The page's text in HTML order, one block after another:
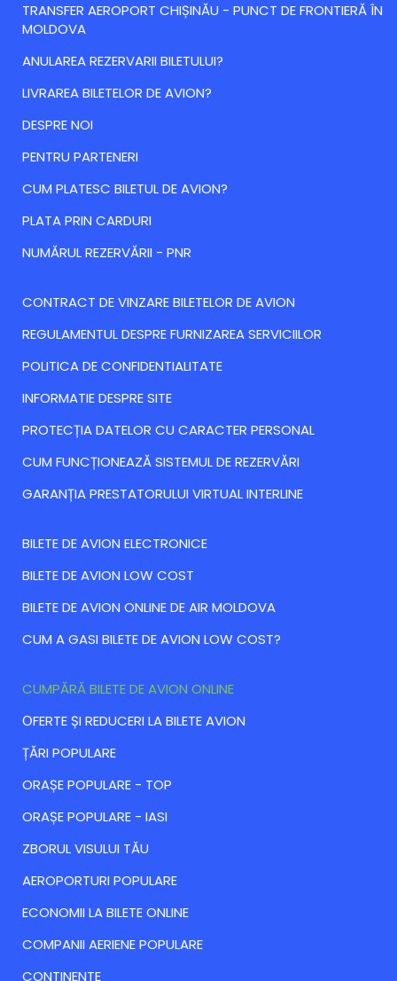
TRANSFER AEROPORT CHIȘINĂU - PUNCT DE FRONTIERĂ ÎN
MOLDOVA
ANULAREA REZERVARII BILETULUI?
LIVRAREA BILETELOR DE AVION?
DESPRE NOI
PENTRU PARTENERI
CUM PLATESC BILETUL DE AVION?
PLATA PRIN CARDURI
NUMĂRUL REZERVĂRII - PNR
CONTRACT DE VINZARE BILETELOR DE AVION
REGULAMENTUL DESPRE FURNIZAREA SERVICIILOR
POLITICA DE CONFIDENTIALITATE
INFORMATIE DESPRE SITE
PROTECȚIA DATELOR CU CARACTER PERSONAL
CUM FUNCȚIONEAZĂ SISTEMUL DE REZERVĂRI
GARANȚIA PRESTATORULUI VIRTUAL INTERLINE
BILETE DE AVION ELECTRONICE
BILETE DE AVION LOW COST
BILETE DE AVION ONLINE DE AIR MOLDOVA
CUM A GASI BILETE DE AVION LOW COST?
CUMPĂRĂ BILETE DE AVION ONLINE
ОFERTE ȘI REDUCERI LA BILETE AVION
ȚĂRI POPULARE
ORAȘE POPULARE - TOP
ORAȘE POPULARE - IASI
ZBORUL VISULUI TĂU
AEROPORTURI POPULARE
ECONOMII LA BILETE ONLINE
COMPANII AERIENE POPULARE
CONTINENTE